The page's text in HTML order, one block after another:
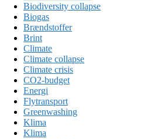
Biodiversity collapse
Biogas
Brændstoffer
Brint
Climate
Climate collapse
Climate crisis
CO2-budget
Energi
Flytransport
Greenwashing
Klima
Klima